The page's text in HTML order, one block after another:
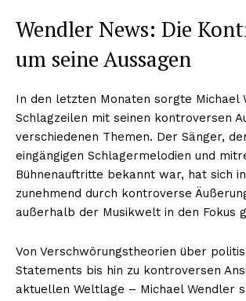
Wendler News: Die
um seine Aussagen
In den letzten Monaten sorgte Michael
Schlagzeilen mit seinen kontroversen
verschiedenen Themen. Der Sänger,
eingängigen Schlagermelodien und
Bühnenauftritte bekannt war, hat sich
zunehmend durch kontroverse
außerhalb der Musikwelt in den Fokus
Von Verschwörungstheorien über
Statements bis hin zu kontroversen
aktuellen Weltlage – Michael Wendler